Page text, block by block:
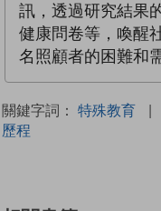
訊，透過研究結果
健康問卷等，喚醒
名照顧者的困難和
關鍵字詞： 特殊教育 |
歷程